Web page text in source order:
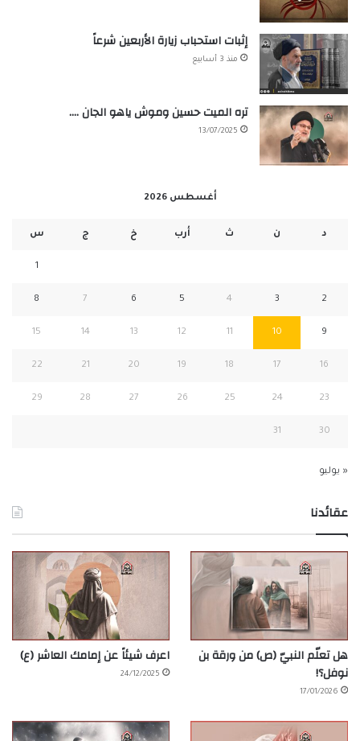
إثبات استحباب زيارة الأربعين شرعاً
منذ 3 أسابيع
تره الميت حسين وموش ياهو الجان ….
13/07/2025
أغسطس 2026
د ن ث أرب خ ج س
1
2
3
4
5
6
7
8
9
10
11
12
13
14
15
16
17
18
19
20
21
22
23
24
25
26
27
28
29
30
31
« يوليو
عقائدنا
هل تعلّم النبيّ (ص) من ورقة بن
نوفل؟!
17/01/2026
اعرف شيئاً عن إمامك العاشر (ع)
24/12/2025